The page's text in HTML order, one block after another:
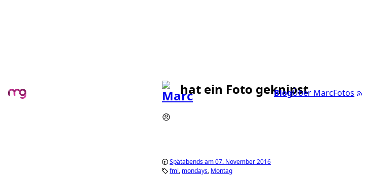
BlogÜber MarcFotos
hat ein Foto geknipst
😠
Spätabends am 07. November 2016
fml mondays Montag